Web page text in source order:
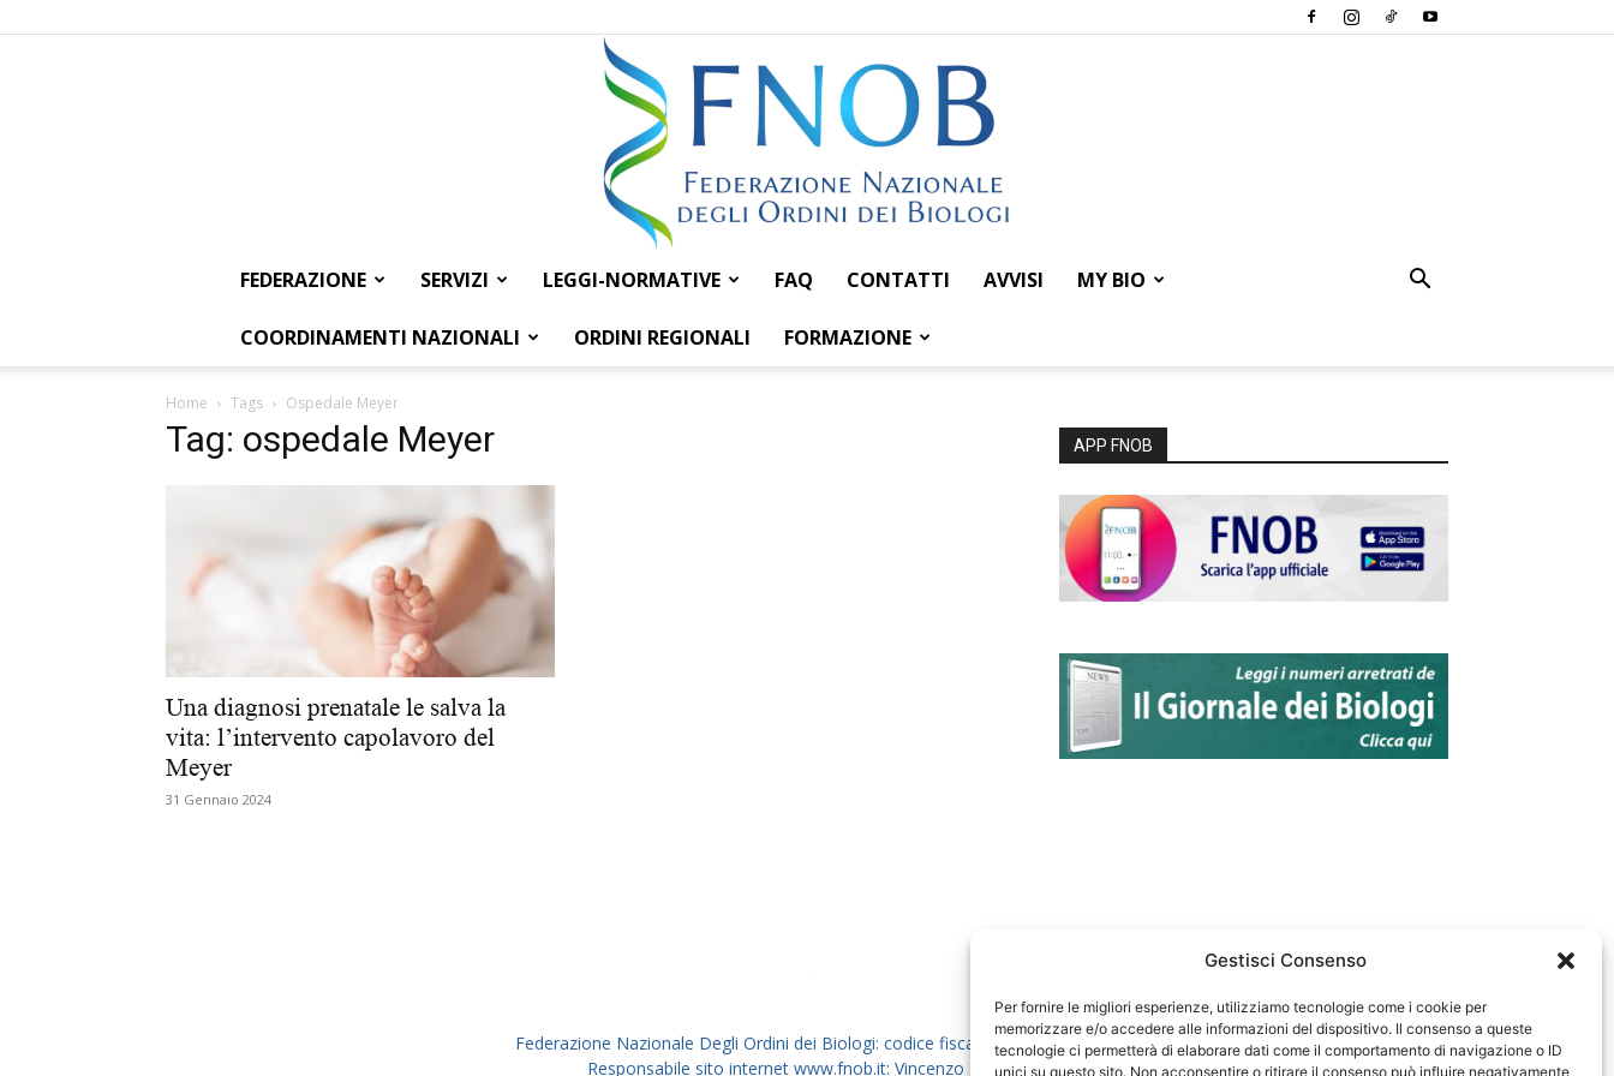
Gestisci Consenso
Per fornire le migliori esperienze, utilizziamo tecnologie come i cookie per
memorizzare e/o accedere alle informazioni del dispositivo. Il consenso a queste
tecnologie ci permetterà di elaborare dati come il comportamento di navigazione o ID
unici su questo sito. Non acconsentire o ritirare il consenso può influire negativamente
Federazione
FEDERAZIONE SERVIZI LEGGI-NORMATIVE FAQ CONTATTI AVVISI MY BIO
COORDINAMENTI NAZIONALI ORDINI REGIONALI FORMAZIONE
Home Tags Ospedale Meyer
Tag: ospedale Meyer
Una diagnosi prenatale le salva la
vita: l’intervento capolavoro del
Meyer
31 Gennaio 2024
APP FNOB
Federazione Nazionale Degli Ordini dei Biologi: codice fiscale 80069130583
Responsabile sito internet www.fnob.it: Vincenzo D'Anna